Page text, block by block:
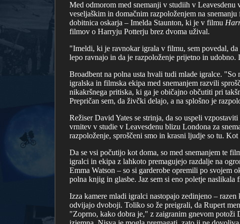
Med odmorom med snemanji v studiih v
veseljaškim in domačnim razpoloženjem na snemanju
dobitnica oskarja – Imelda Staunton, ki je v filmu
filmov o Harryju Potterju brez dvoma užival.
"Imeldi, ki je ravnokar igrala v filmu, sem povedal,
lepo ravnajo in da je razpoloženje prijetno in
Broadbent na polna usta hvali tudi mlade igralce.
igralska in filmska ekipa med snemanjem razvili
nikakršnega pritiska, ki ga je običajno občutiti pri
Prepričan sem, da živčki delajo, a na splošno je
Režiser David Yates se strinja, da so uspeli
vrnitev v studie v Leavesdenu blizu Londona za
razpoloženje, sproščeni smo in krasni ljudje so tu.
Da se vsi počutijo kot doma, so med snemanjem te
igralci in ekipa z lahkoto premagujejo razdalje na
Emma Watson – so si garderobe opremili po svojem
polna knjig in glasbe. Jaz sem si eno poletje
Izza kamere mladi igralci nastopajo zedinjeno –
odvijajo dvoboji. Toliko so že preigrali, da Rupert
"Zoprno, kako dobra je," z zaigranim gnevom potoži